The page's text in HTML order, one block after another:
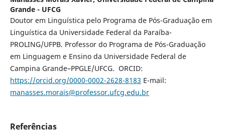
Grande - UFCG
Doutor em Linguística pelo Programa de Pós-Graduação em
Linguística da Universidade Federal da Paraíba-
PROLING/UFPB. Professor do Programa de Pós-Graduação
em Linguagem e Ensino da Universidade Federal de
Campina Grande–PPGLE/UFCG. ORCID:
https://orcid.org/0000-0002-2628-8183 E-mail:
manasses.morais@professor.ufcg.edu.br
Referências